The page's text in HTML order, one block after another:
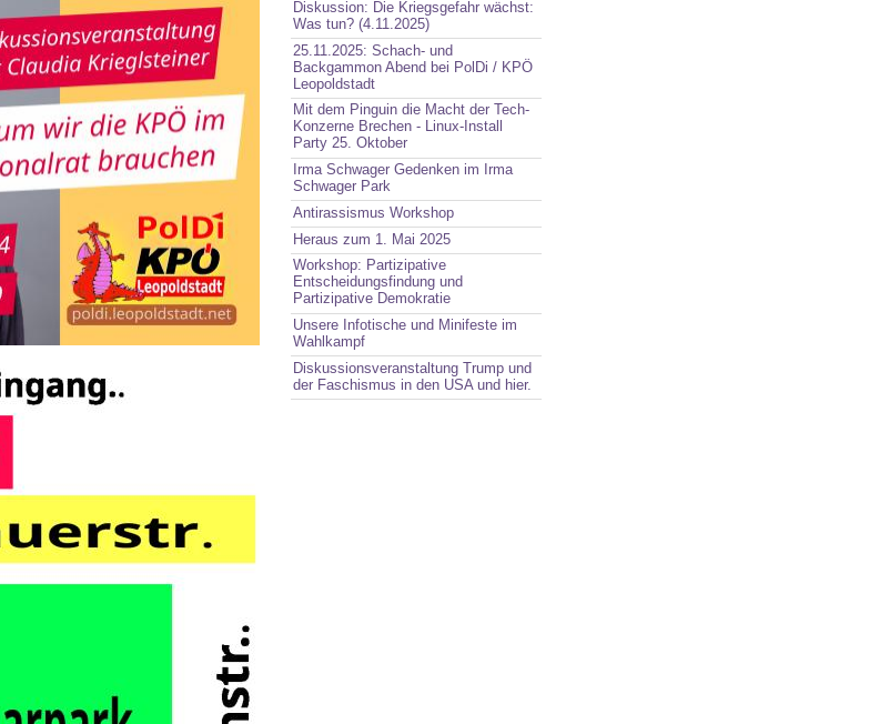
Diskussion: Die Kriegsgefahr wächst:
Was tun? (4.11.2025)
25.11.2025: Schach- und
Backgammon Abend bei PolDi / KPÖ
Leopoldstadt
Mit dem Pinguin die Macht der Tech-
Konzerne Brechen - Linux-Install
Party 25. Oktober
Irma Schwager Gedenken im Irma
Schwager Park
Antirassismus Workshop
Heraus zum 1. Mai 2025
Workshop: Partizipative
Entscheidungsfindung und
Partizipative Demokratie
Unsere Infotische und Minifeste im
Wahlkampf
Diskussionsveranstaltung Trump und
der Faschismus in den USA und hier.